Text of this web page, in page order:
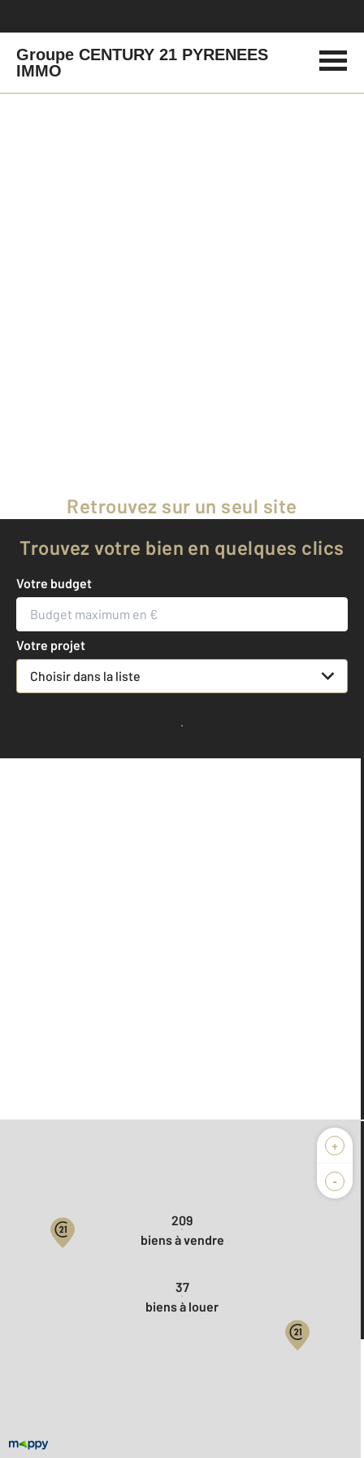
Groupe CENTURY 21 PYRENEES
IMMO
Retrouvez sur un seul site
les biens de 2 agences CENTURY 21
Trouvez votre bien en quelques clics
Votre budget
Votre projet
Choisir dans la liste
Rechercher un bien
+
-
209
biens à vendre
37
biens à louer